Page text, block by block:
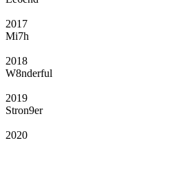
2017
Mi7h
2018
W8nderful
2019
Stron9er
2020